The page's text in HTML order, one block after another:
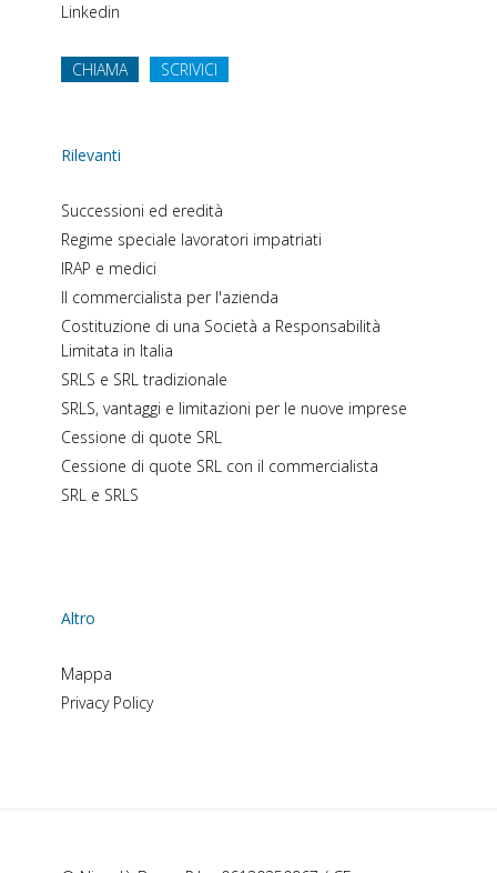
Linkedin
CHIAMA SCRIVICI
Rilevanti
Successioni ed eredità
Regime speciale lavoratori impatriati
IRAP e medici
Il commercialista per l'azienda
Costituzione di una Società a Responsabilità
Limitata in Italia
SRLS e SRL tradizionale
SRLS, vantaggi e limitazioni per le nuove imprese
Cessione di quote SRL
Cessione di quote SRL con il commercialista
SRL e SRLS
Altro
Mappa
Privacy Policy